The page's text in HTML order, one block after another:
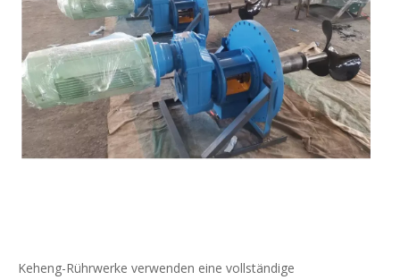
Keheng-Rührwerke verwenden eine vollständige